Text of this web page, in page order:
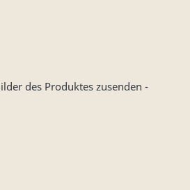
des Produktes zusenden -